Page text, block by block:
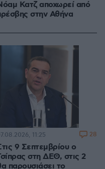
Κατζ αποχωρεί από
στην Αθήνα
9 Σεπτεμβρίου ο
στη ΔΕΘ, στις 2
παρουσιάσει το
11:25 28